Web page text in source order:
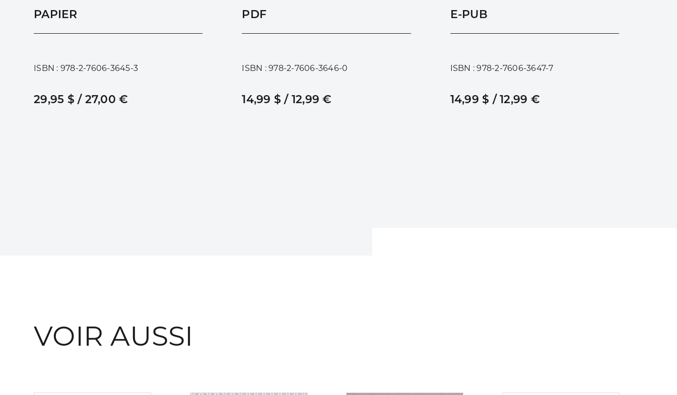
PAPIER
ISBN : 978-2-7606-3645-3
29,95 $ / 27,00 €
PDF
ISBN : 978-2-7606-3646-0
14,99 $ / 12,99 €
E-PUB
ISBN : 978-2-7606-3647-7
14,99 $ / 12,99 €
VOIR AUSSI